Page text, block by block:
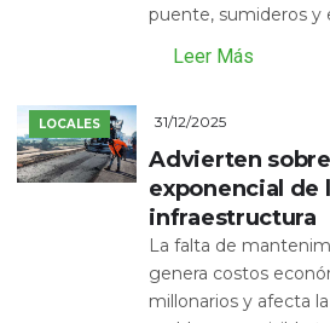
puente, sumideros y
Leer Más
LOCALES 31/12/2025
Advierten
exponencial de
infraestructura
La falta de
genera costos
millonarios y afecta